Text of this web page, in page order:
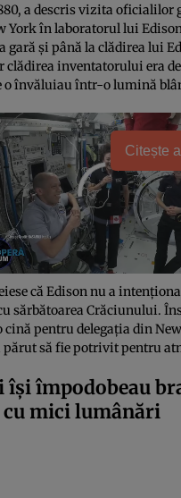
a descris vizita oficialilor
York în laboratorul lui
gară și până la clădirea lui
inventatorului era
o învăluiau într-o lumină
Citește
că Edison nu a
sărbătoarea Crăciunului.
cină pentru delegația din
să fie potrivit pentru
își împodobeau
cu mici lumânări